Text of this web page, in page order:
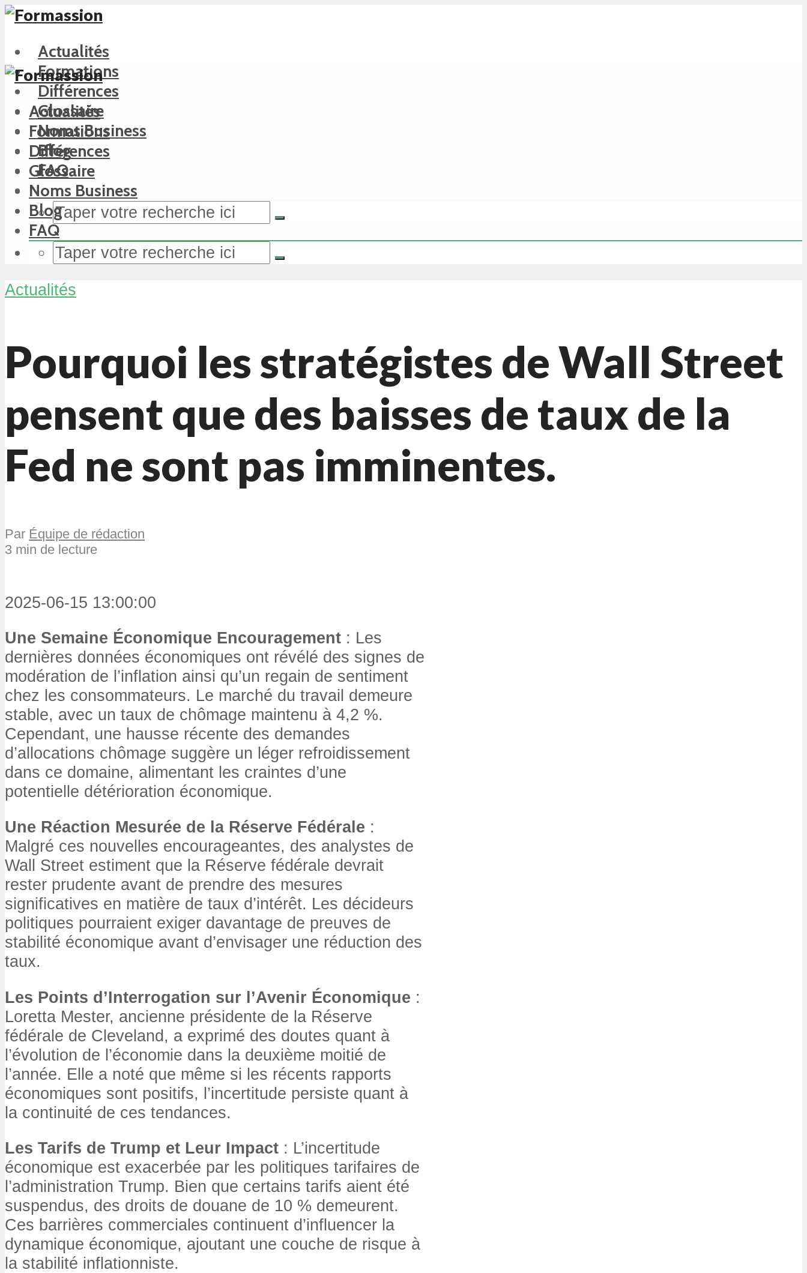
Actualités
Formations
Différences
Glossaire
Noms Business
Blog
FAQ
Actualités
Formations
Différences
Glossaire
Noms Business
Blog
FAQ
Actualités
Pourquoi les stratégistes de Wall Street
pensent que des baisses de taux de la
Fed ne sont pas imminentes.
Par Équipe de rédaction
3 min de lecture
2025-06-15 13:00:00
Une Semaine Économique Encouragement : Les
dernières données économiques ont révélé des signes de
modération de l’inflation ainsi qu’un regain de sentiment
chez les consommateurs. Le marché du travail demeure
stable, avec un taux de chômage maintenu à 4,2 %.
Cependant, une hausse récente des demandes
d’allocations chômage suggère un léger refroidissement
dans ce domaine, alimentant les craintes d’une
potentielle détérioration économique.
Une Réaction Mesurée de la Réserve Fédérale :
Malgré ces nouvelles encourageantes, des analystes de
Wall Street estiment que la Réserve fédérale devrait
rester prudente avant de prendre des mesures
significatives en matière de taux d’intérêt. Les décideurs
politiques pourraient exiger davantage de preuves de
stabilité économique avant d’envisager une réduction des
taux.
Les Points d’Interrogation sur l’Avenir Économique :
Loretta Mester, ancienne présidente de la Réserve
fédérale de Cleveland, a exprimé des doutes quant à
l’évolution de l’économie dans la deuxième moitié de
l’année. Elle a noté que même si les récents rapports
économiques sont positifs, l’incertitude persiste quant à
la continuité de ces tendances.
Les Tarifs de Trump et Leur Impact : L’incertitude
économique est exacerbée par les politiques tarifaires de
l’administration Trump. Bien que certains tarifs aient été
suspendus, des droits de douane de 10 % demeurent.
Ces barrières commerciales continuent d’influencer la
dynamique économique, ajoutant une couche de risque à
la stabilité inflationniste.